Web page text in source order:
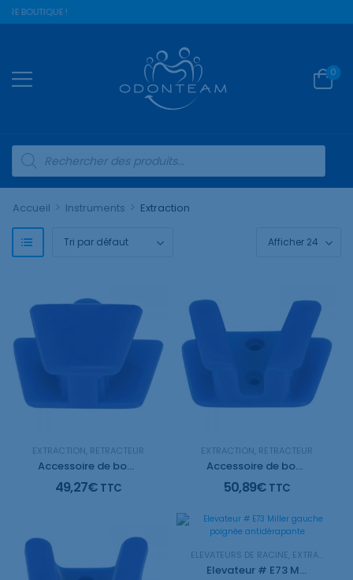
BOUTIQUE !
0
Accueil > Instruments > Extraction
EXTRACTION RÉTRACTEUR
Accessoire de bouche Markel MP 48 pour petit enfant
49,27€ TTC
EXTRACTION RÉTRACTEUR
Accessoire de bouche Markel MP 52 pour enfants
50,89€ TTC
ELEVATEURS DE RACINE EXTRACTION
Elevateur # E73 Miller gauche poignée antidérapante